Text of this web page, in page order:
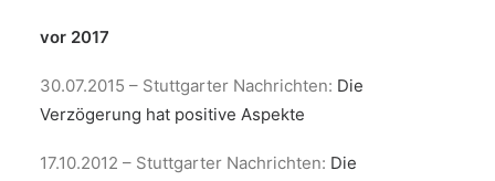
vor 2017
30.07.2015 – Stuttgarter Nachrichten: Die
Verzögerung hat positive Aspekte
17.10.2012 – Stuttgarter Nachrichten: Die